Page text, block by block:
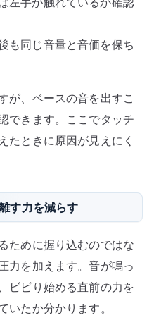
も同じ音量と音価を保ち
が、ベースの音を出すこ
できます。ここでタッチ
たときに原因が見えにく
す力を減らす
ために握り込むのではな
力を加えます。音が鳴っ
ビビり始める直前の力を
たか分かります。